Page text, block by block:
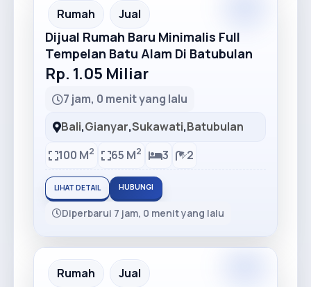
Rumah Jual
Dijual Rumah Baru Minimalis Full
Tempelan Batu Alam Di Batubulan
Rp. 1.05 Miliar
7 jam, 0 menit yang lalu
Bali,Gianyar,Sukawati,Batubulan
100 M2 65 M2 3 2
LIHAT DETAIL HUBUNGI
Diperbarui 7 jam, 0 menit yang lalu
Rumah Jual